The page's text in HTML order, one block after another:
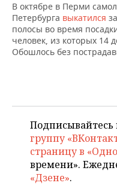
В октябре в Перми
Петербурга выкатился
полосы во время
человек, из которых 14
Обошлось без
Подписывайтесь
группу
страницу в
времени».
«Дзене».